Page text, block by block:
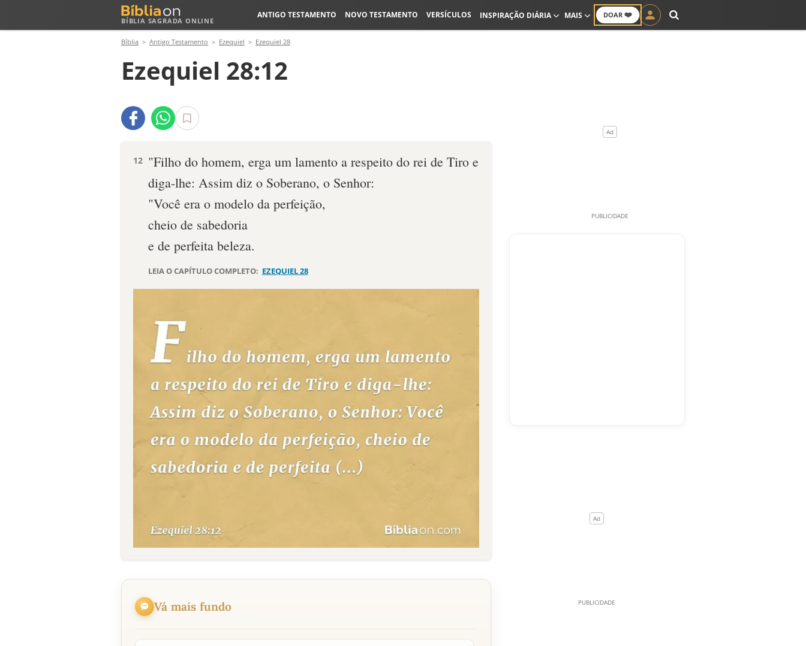
BÍBLIA SAGRADA ONLINE
DOAR ❤️
ANTIGO TESTAMENTO NOVO TESTAMENTO VERSÍCULOS INSPIRAÇÃO DIÁRIA MAIS
Bíblia Antigo Testamento Ezequiel Ezequiel 28
Ezequiel 28:12
12 "Fi­lho do homem, erga um lamento a respeito do rei de Tiro e
diga-lhe: Assim diz o Soberano, o Senhor:
"Você era o modelo da perfeição,
cheio de sabedoria
e de perfeita beleza.
LEIA O CAPÍTULO COMPLETO: EZEQUIEL 28
Vá mais fundo